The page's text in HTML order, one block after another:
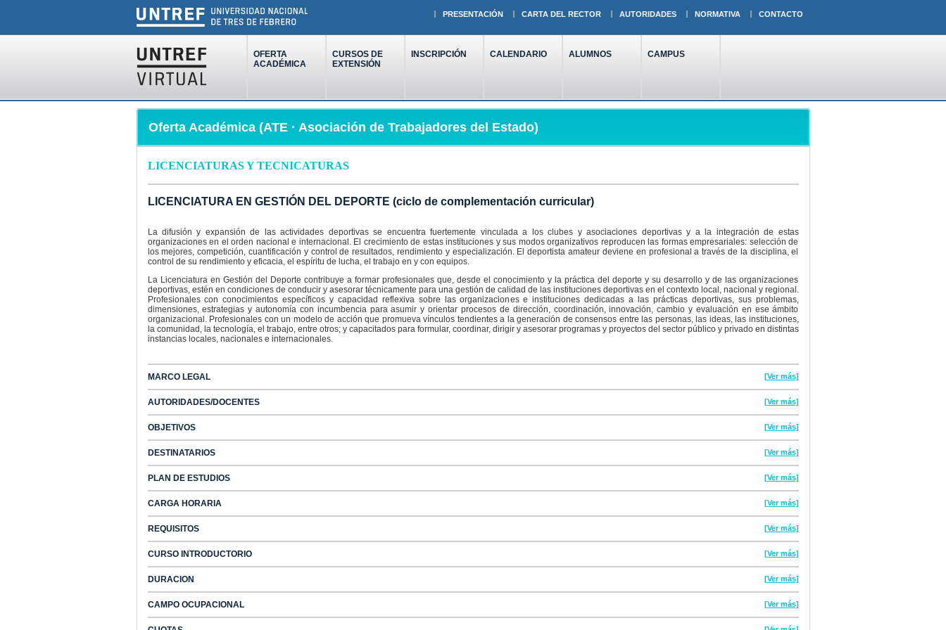
PRESENTACIÓN CARTA DEL RECTOR AUTORIDADES NORMATIVA CONTACTO
OFERTA
ACADÉMICA
CURSOS DE
EXTENSIÓN
INSCRIPCIÓN CALENDARIO ALUMNOS CAMPUS
Oferta Académica (ATE · Asociación de Trabajadores del Estado)
LICENCIATURAS Y TECNICATURAS
LICENCIATURA EN GESTIÓN DEL DEPORTE (ciclo de complementación curricular)
La difusión y expansión de las actividades deportivas se encuentra fuertemente vinculada a los clubes y asociaciones deportivas y a la integración de estas
organizaciones en el orden nacional e internacional. El crecimiento de estas instituciones y sus modos organizativos reproducen las formas empresariales: selección de
los mejores, competición, cuantificación y control de resultados, rendimiento y especialización. El deportista amateur deviene en profesional a través de la disciplina, el
control de su rendimiento y eficacia, el espíritu de lucha, el trabajo en y con equipos.
La Licenciatura en Gestión del Deporte contribuye a formar profesionales que, desde el conocimiento y la práctica del deporte y su desarrollo y de las organizaciones
deportivas, estén en condiciones de conducir y asesorar técnicamente para una gestión de calidad de las instituciones deportivas en el contexto local, nacional y regional.
Profesionales con conocimientos específicos y capacidad reflexiva sobre las organizaciones e instituciones dedicadas a las prácticas deportivas, sus problemas,
dimensiones, estrategias y autonomía con incumbencia para asumir y orientar procesos de dirección, coordinación, innovación, cambio y evaluación en ese ámbito
organizacional. Profesionales con un modelo de acción que promueva vínculos tendientes a la generación de consensos entre las personas, las ideas, las instituciones,
la comunidad, la tecnología, el trabajo, entre otros; y capacitados para formular, coordinar, dirigir y asesorar programas y proyectos del sector público y privado en distintas
instancias locales, nacionales e internacionales.
MARCO LEGAL [Ver más]
AUTORIDADES/DOCENTES [Ver más]
OBJETIVOS [Ver más]
DESTINATARIOS [Ver más]
PLAN DE ESTUDIOS [Ver más]
CARGA HORARIA [Ver más]
REQUISITOS [Ver más]
CURSO INTRODUCTORIO [Ver más]
DURACION [Ver más]
CAMPO OCUPACIONAL [Ver más]